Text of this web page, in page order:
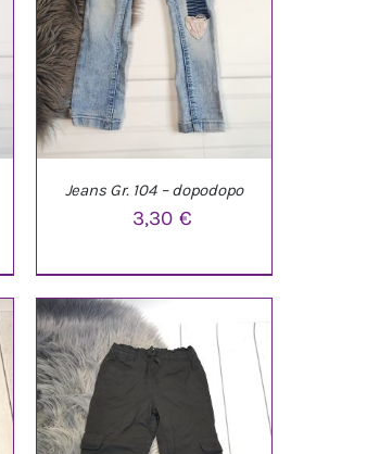
IN DEN WARENKORB
DETAILS
Jeans Gr. 104 – dopodopo
3,30€